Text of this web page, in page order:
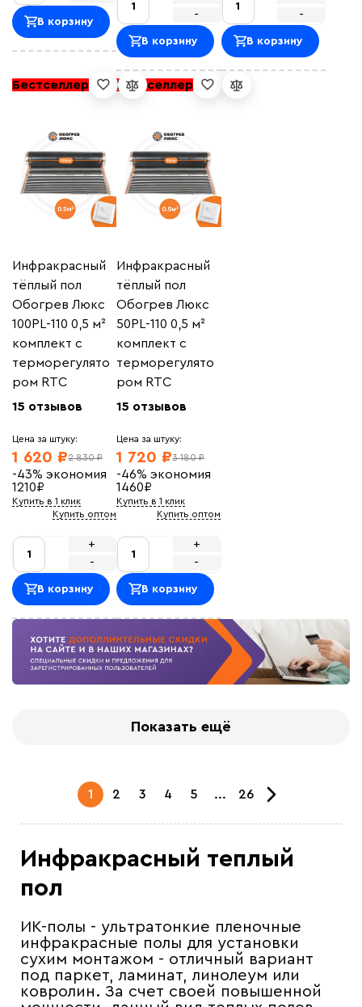
В корзину
-
В корзину
-
В корзину
Бестселлер
Инфракрасный
тёплый пол
Обогрев Люкс
100PL-110 0,5 м²
комплект c
терморегулято
ром RTC
15 отзывов
Цена за штуку:
2 830 ₽
1 620 ₽
-43% экономия
1210₽
Купить в 1 клик
Купить оптом
-
+
В корзину
Бестселлер
Инфракрасный
тёплый пол
Обогрев Люкс
50PL-110 0,5 м²
комплект c
терморегулято
ром RTC
15 отзывов
Цена за штуку:
3 180 ₽
1 720 ₽
-46% экономия
1460₽
Купить в 1 клик
Купить оптом
-
+
В корзину
Показать ещё
1 2 3 4 5 ... 26
Инфракрасный теплый
пол
ИК-полы - ультратонкие пленочные
инфракрасные полы для установки
сухим монтажом - отличный вариант
под паркет, ламинат, линолеум или
ковролин. За счет своей повышенной